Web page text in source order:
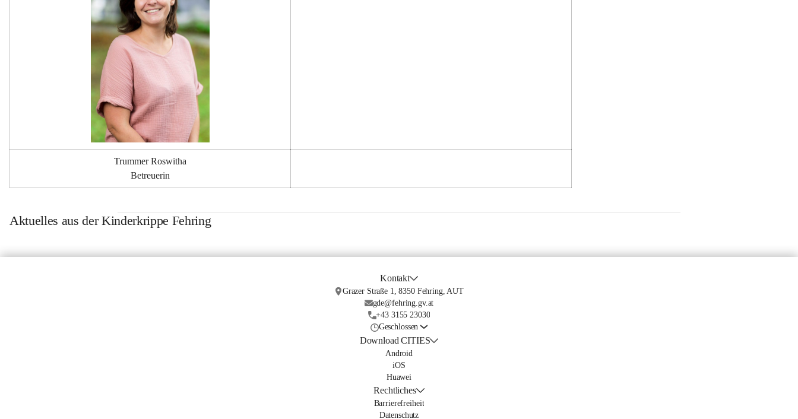
Trummer Roswitha
Betreuerin
Aktuelles aus der Kinderkrippe Fehring
Kontakt
Grazer Straße 1, 8350 Fehring, AUT
gde@fehring.gv.at
+43 3155 23030
Geschlossen
Download CITIES
Android
iOS
Huawei
Rechtliches
Barrierefreiheit
Datenschutz